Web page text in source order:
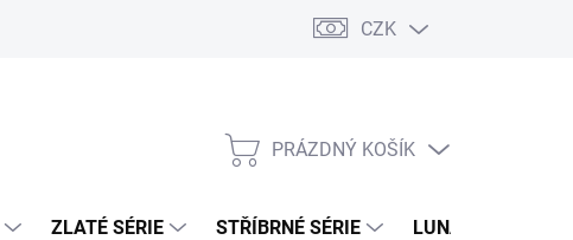
CZK
NÁKUPNÍ
PRÁZDNÝ KOŠÍK
ZLATÉ SÉRIE STŘÍBRNÉ SÉRIE LUNÁRNÍ SÉRIE